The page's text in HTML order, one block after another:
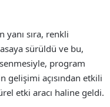
sıra, renkli
sürüldü ve bu,
program
gelişimi açısından etkili
etki aracı haline geldi.